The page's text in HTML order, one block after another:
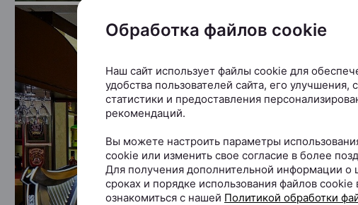
Обработка файлов cookie
Наш сайт использует файлы cookie для
удобства пользователей сайта, его улучшения,
статистики и предоставления
рекомендаций.
Вы можете настроить параметры
cookie или изменить свое согласие в более
Для получения дополнительной информации о
сроках и порядке использования файлов
ознакомиться с нашей Политикой обработки